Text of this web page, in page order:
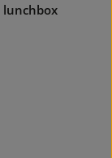
lunchbox